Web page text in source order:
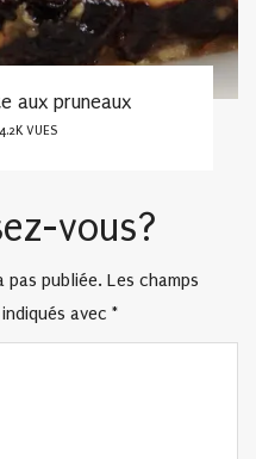
aux pruneaux
4.2K VUES
vous?
pas publiée. Les champs
avec *